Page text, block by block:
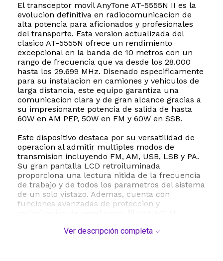
El transceptor movil AnyTone AT-5555N II es la
evolucion definitiva en radiocomunicacion de
alta potencia para aficionados y profesionales
del transporte. Esta version actualizada del
clasico AT-5555N ofrece un rendimiento
excepcional en la banda de 10 metros con un
rango de frecuencia que va desde los 28.000
hasta los 29.699 MHz. Disenado especificamente
para su instalacion en camiones y vehiculos de
larga distancia, este equipo garantiza una
comunicacion clara y de gran alcance gracias a
su impresionante potencia de salida de hasta
60W en AM PEP, 50W en FM y 60W en SSB.
Este dispositivo destaca por su versatilidad de
operacion al admitir multiples modos de
transmision incluyendo FM, AM, USB, LSB y PA.
Su gran pantalla LCD retroiluminada
proporciona una lectura nitida de la frecuencia
de trabajo y de todos los parametros del sistema
de un solo vistazo. Ademas, cuenta con
funciones avanzadas de proteccion y
temporizador de transmision TOT y proteccion
Ver descripción completa